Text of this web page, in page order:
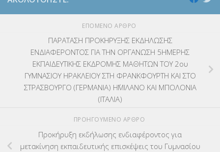
ΕΠΌΜΕΝΟ ΆΡΘΡΟ
ΠΑΡΑΤΑΣΗ ΠΡΟΚΗΡΥΞΗΣ ΕΚΔΗΛΩΣΗΣ
ΕΝΔΙΑΦΕΡΟΝΤΟΣ ΓΙΑ ΤΗΝ ΟΡΓΑΝΩΣΗ 5ΗΜΕΡΗΣ
ΕΚΠΑΙΔΕΥΤΙΚΗΣ ΕΚΔΡΟΜΗΣ ΜΑΘΗΤΩΝ ΤΟΥ 2ου
ΓΥΜΝΑΣΙΟΥ ΗΡΑΚΛΕΙΟΥ ΣΤΗ ΦΡΑΝΚΦΟΥΡΤΗ ΚΑΙ ΣΤΟ
ΣΤΡΑΣΒΟΥΡΓΟ (ΓΕΡΜΑΝΙΑ) Η΄ΜΙΛΑΝΟ ΚΑΙ ΜΠΟΛΟΝΙΑ
(ΙΤΑΛΙΑ)
ΠΡΟΗΓΟΎΜΕΝΟ ΆΡΘΡΟ
Προκήρυξη εκδήλωσης ενδιαφέροντος για
μετακίνηση εκπαιδευτικής επισκέψεις του Γυμνασίου